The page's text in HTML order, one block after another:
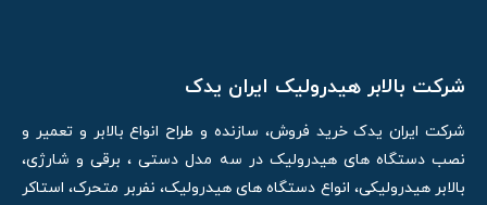
شرکت بالابر هیدرولیک ایران یدک
شرکت ایران یدک خرید فروش، سازنده و طراح انواع بالابر و تعمیر و
نصب دستگاه های هیدرولیک در سه مدل دستی ، برقی و شارژی،
بالابر هیدرولیکی، انواع دستگاه های هیدرولیک، نفربر متحرک، استاکر